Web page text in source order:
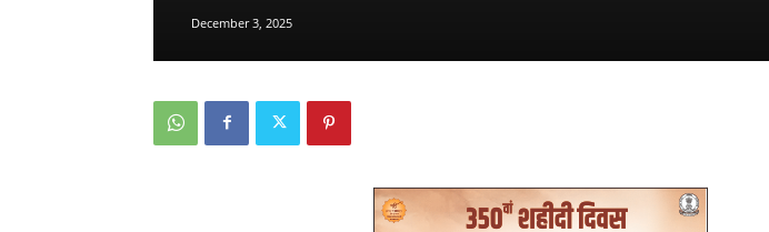
December 3, 2025